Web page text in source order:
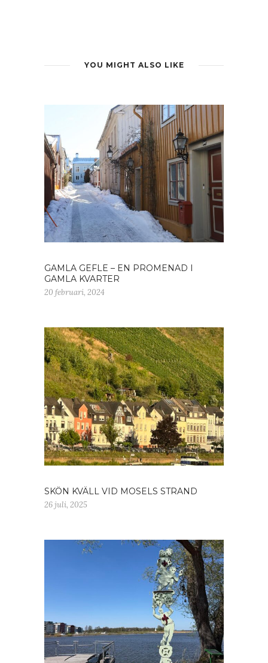
YOU MIGHT ALSO LIKE
GAMLA GEFLE – EN PROMENAD I
GAMLA KVARTER
20 februari, 2024
SKÖN KVÄLL VID MOSELS STRAND
26 juli, 2025